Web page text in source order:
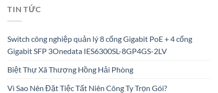
TIN TỨC
Switch công nghiệp quản lý 8 cổng Gigabit PoE + 4 cổng
Gigabit SFP 3Onedata IES6300SL-8GP4GS-2LV
Biệt Thự Xã Thượng Hồng Hải Phòng
Vì Sao Nên Đặt Tiệc Tất Niên Công Ty Trọn Gói?